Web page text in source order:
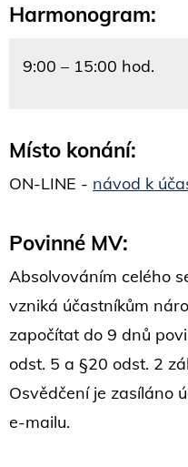
Harmonogram:
9:00 – 15:00 hod.
Místo konání:
ON-LINE - návod k
Povinné MV:
Absolvováním celého
vzniká účastníkům
započítat do 9 dnů
odst. 5 a §20 odst. 2
Osvědčení je zasíláno
e-mailu.